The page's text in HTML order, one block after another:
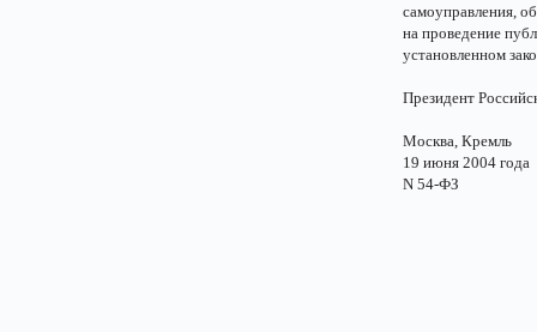
самоуправления,
на проведение
установленном
Президент
Москва, Кремль
19 июня 2004 года
N 54-ФЗ